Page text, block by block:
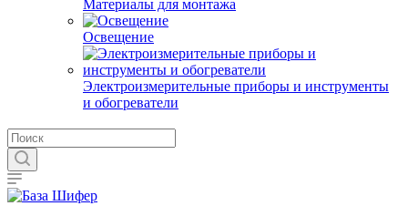
Материалы для монтажа
Освещение
Электроизмерительные приборы и инструменты
и обогреватели